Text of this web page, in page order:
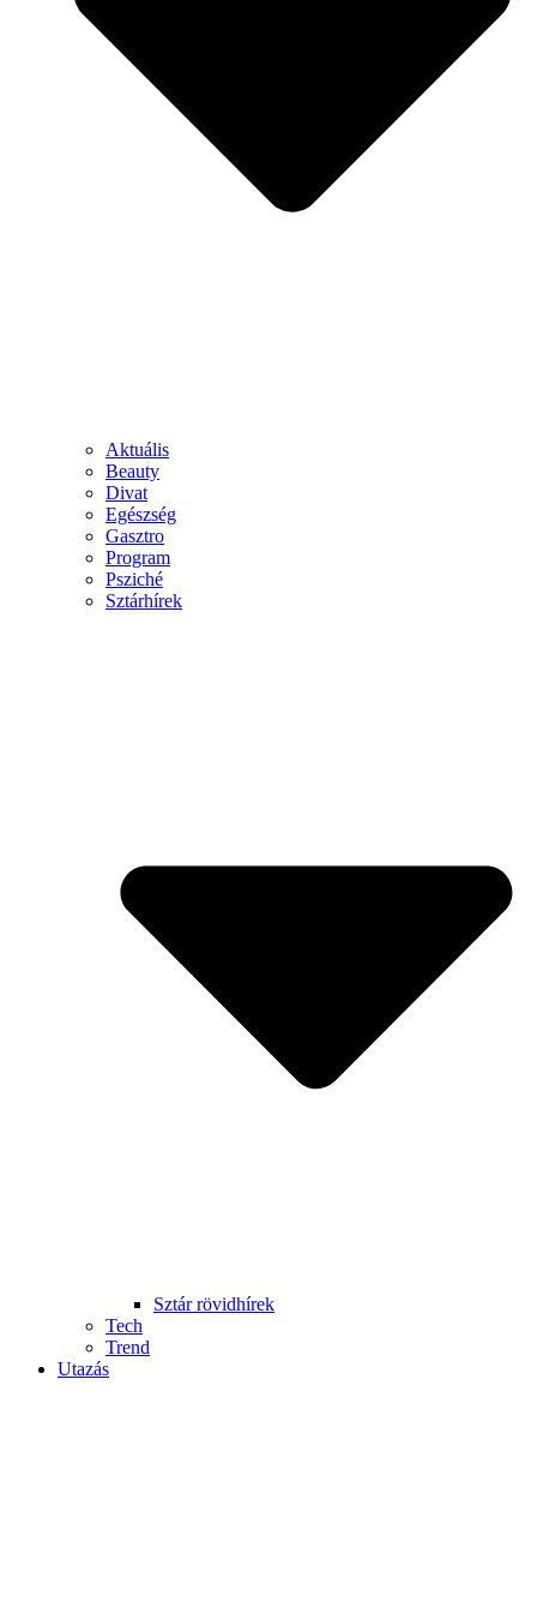
Aktuális
Beauty
Divat
Egészség
Gasztro
Program
Psziché
Sztárhírek
Sztár rövidhírek
Tech
Trend
Utazás